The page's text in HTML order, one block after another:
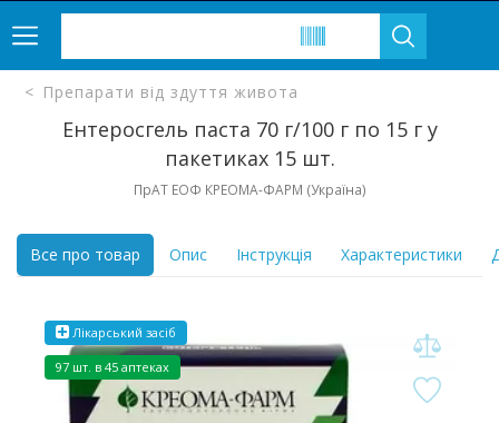
Препарати від здуття живота
Ентеросгель паста 70 г/100 г по 15 г у
пакетиках 15 шт.
ПрАТ ЕОФ КРЕОМА-ФАРМ (Україна)
Все про товар Опис Інструкція Характеристики
Лікарський засіб
97 шт. в 45 аптеках